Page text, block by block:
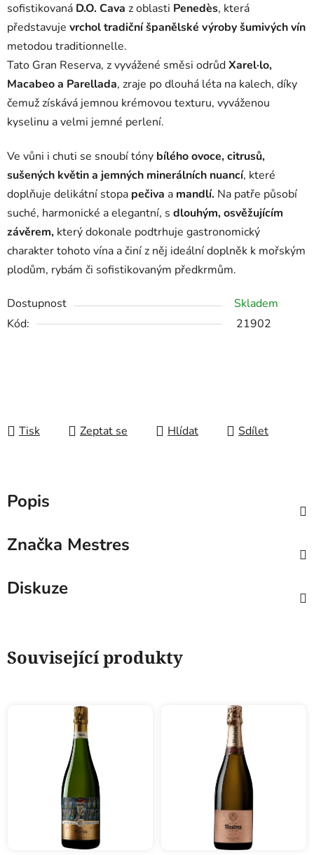
sofistikovaná D.O. Cava z oblasti Penedès, která
představuje vrchol tradiční španělské výroby šumivých vín
metodou traditionnelle.
Tato Gran Reserva, z vyvážené směsi odrůdXarel·lo,
Macabeo a Parellada, zraje po dlouhá léta na kalech, díky
čemuž získává jemnou krémovou texturu, vyváženou
kyselinu a velmi jemné perlení.
Ve vůni i chuti se snoubí tóny bílého ovoce, citrusů,
sušených květin a jemných minerálních nuancí, které
doplňuje delikátní stopa pečiva a mandlí. Na patře působí
suché, harmonické a elegantní, s dlouhým, osvěžujícím
závěrem, který dokonale podtrhuje gastronomický
charakter tohoto vína a činí z něj ideální doplněk k mořským
plodům, rybám či sofistikovaným předkrmům.
Dostupnost
Skladem
Kód:
21902
Tisk Zeptat se Hlídat Sdílet
Popis
Značka Mestres
Diskuze
Související produkty